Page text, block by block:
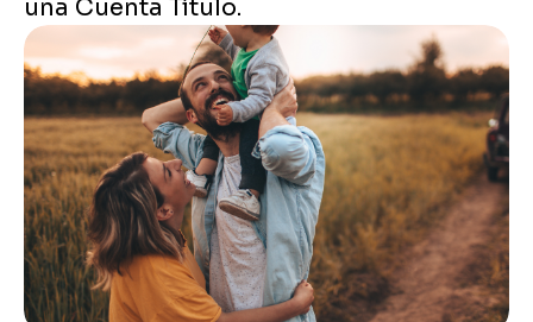
una Cuenta Título.